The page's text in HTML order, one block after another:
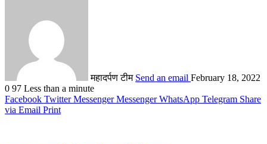
महादर्पण टीम Send an email February 18, 2022
0 97 Less than a minute
Facebook Twitter Messenger Messenger WhatsApp Telegram Share
via Email Print